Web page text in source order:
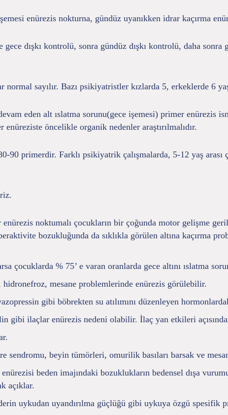
enürezis nokturna, gündüz uyanıkken idrar kaçırma
gece dışkı kontrolü, sonra gündüz dışkı kontrolü, daha
sayılır. Bazı psikiyatristler kızlarda 5, erkeklerde 6
eden alt ıslatma sorunu(gece işemesi) primer enürezis
öncelikle organik nedenler araştırılmalıdır.
90 primerdir. Farklı psikiyatrik çalışmalarda, 5-12 yaş
enürezis noktumalı çocukların bir çoğunda motor gelişme
bozukluğunda da sıklıkla görülen altına kaçırma
çocuklarda % 75’ e varan oranlarda gece altını ıslatma
hidronefroz, mesane problemlerinde enürezis görülebilir.
gibi böbrekten su atılımını düzenleyen
gibi ilaçlar enürezis nedeni olabilir. İlaç yan etkileri
sendromu, beyin tümörleri, omurilik basıları barsak ve
enürezisi beden imajındaki bozuklukların bedensel dışa
açıklar.
uykudan uyandırılma güçlüğü gibi uykuya özgü spesifik